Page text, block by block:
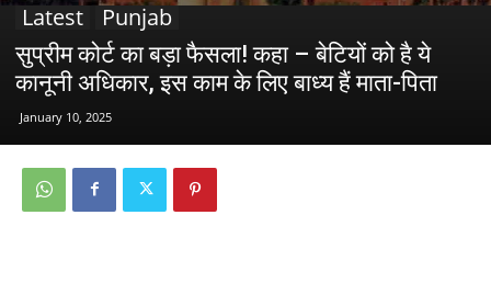
Latest Punjab
सुप्रीम कोर्ट का बड़ा फैसला! कहा – बेटियों को है ये
कानूनी अधिकार, इस काम के लिए बाध्य हैं माता-पिता
January 10, 2025